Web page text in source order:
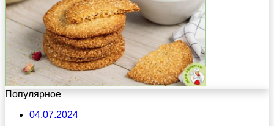
Популярное
04.07.2024